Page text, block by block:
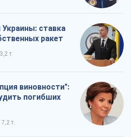
ставка
ракет
3,2 т.
виновности":
погибших
7,2 т.